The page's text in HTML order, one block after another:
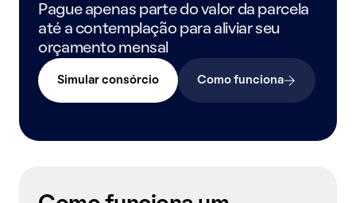
Pague apenas parte do valor da parcela
até a contemplação para aliviar seu
orçamento mensal
Simular consórcio Como funciona